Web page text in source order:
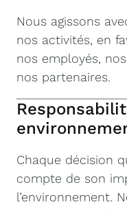
Nous agissons
nos activités, en
nos employés,
nos partenaires.
Chaque décision
compte de son
l’environnement.